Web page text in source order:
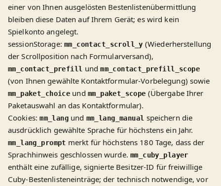
einer von Ihnen ausgelösten Bestenlistenübermittlung
bleiben diese Daten auf Ihrem Gerät; es wird kein
Spielkonto angelegt.
sessionStorage: mm_contact_scroll_y (Wiederherstellung
der Scrollposition nach Formularversand),
mm_contact_prefill undmm_contact_prefill_scope
(von Ihnen gewählte Kontaktformular-Vorbelegung) sowie
mm_paket_choice und mm_paket_scope (Übergabe Ihrer
Paketauswahl an das Kontaktformular).
Cookies:mm_lang und mm_lang_manual speichern die
ausdrücklich gewählte Sprache für höchstens ein Jahr.
mm_lang_prompt merkt für höchstens 180 Tage, dass der
Sprachhinweis geschlossen wurde. mm_cuby_player
enthält eine zufällige, signierte Besitzer-ID für freiwillige
Cuby-Bestenlisteneinträge; der technisch notwendige, vor